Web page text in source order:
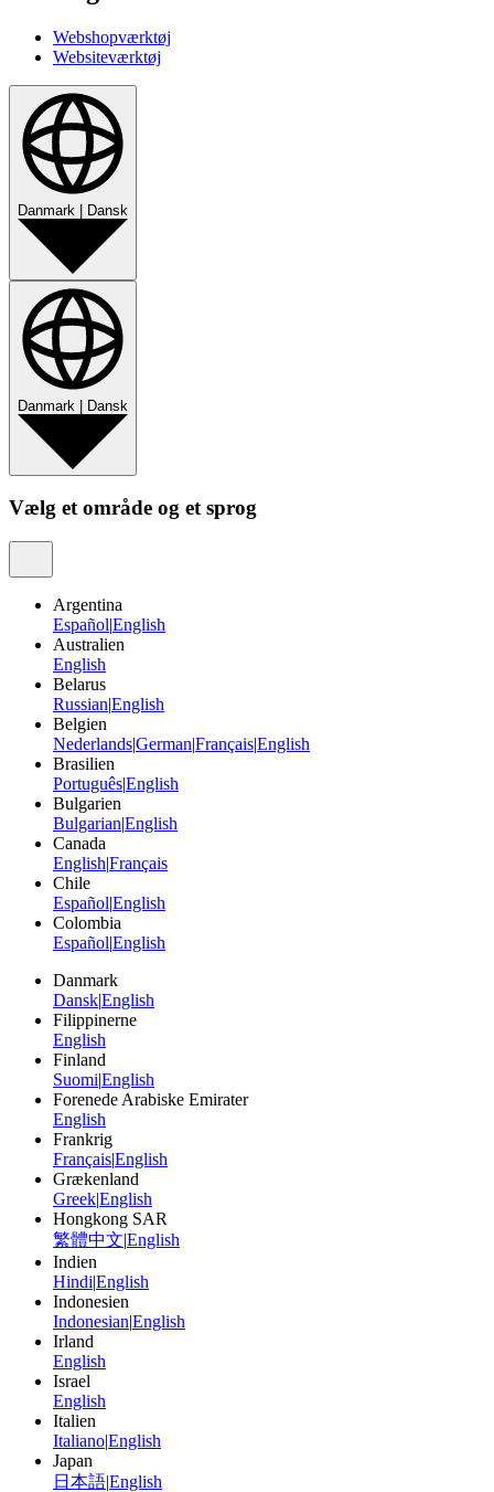
Webshopværktøj
Websiteværktøj
Danmark | Dansk
Danmark | Dansk
Vælg et område og et sprog
Argentina
Español|English
Australien
English
Belarus
Russian|English
Belgien
Nederlands|German|Français|English
Brasilien
Português|English
Bulgarien
Bulgarian|English
Canada
English|Français
Chile
Español|English
Colombia
Español|English
Danmark
Dansk|English
Filippinerne
English
Finland
Suomi|English
Forenede Arabiske Emirater
English
Frankrig
Français|English
Grækenland
Greek|English
Hongkong SAR
繁體中文|English
Indien
Hindi|English
Indonesien
Indonesian|English
Irland
English
Israel
English
Italien
Italiano|English
Japan
日本語|English